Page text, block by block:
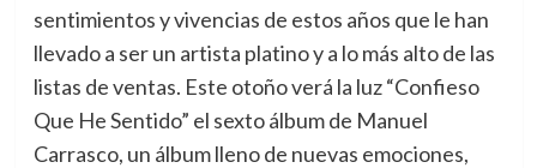
sentimientos y vivencias de estos años que le han
llevado a ser un artista platino y a lo más alto de las
listas de ventas. Este otoño verá la luz “Confieso
Que He Sentido” el sexto álbum de Manuel
Carrasco, un álbum lleno de nuevas emociones,